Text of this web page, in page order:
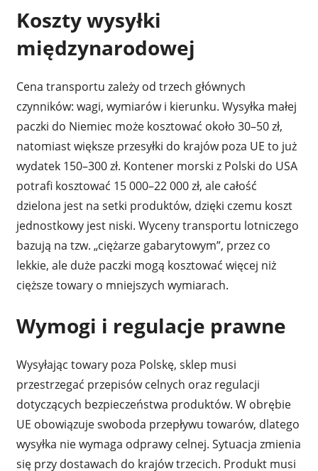
Koszty wysyłki
międzynarodowej
Cena transportu zależy od trzech głównych
czynników: wagi, wymiarów i kierunku. Wysyłka małej
paczki do Niemiec może kosztować około 30–50 zł,
natomiast większe przesyłki do krajów poza UE to już
wydatek 150–300 zł. Kontener morski z Polski do USA
potrafi kosztować 15 000–22 000 zł, ale całość
dzielona jest na setki produktów, dzięki czemu koszt
jednostkowy jest niski. Wyceny transportu lotniczego
bazują na tzw. „ciężarze gabarytowym”, przez co
lekkie, ale duże paczki mogą kosztować więcej niż
cięższe towary o mniejszych wymiarach.
Wymogi i regulacje prawne
Wysyłając towary poza Polskę, sklep musi
przestrzegać przepisów celnych oraz regulacji
dotyczących bezpieczeństwa produktów. W obrębie
UE obowiązuje swoboda przepływu towarów, dlatego
wysyłka nie wymaga odprawy celnej. Sytuacja zmienia
się przy dostawach do krajów trzecich. Produkt musi